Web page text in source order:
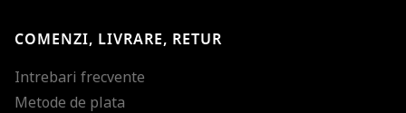
COMENZI, LIVRARE, RETUR
Intrebari frecvente
Metode de plata